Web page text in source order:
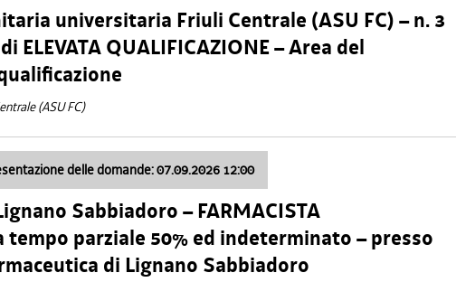
universitaria Friuli Centrale (ASU FC) – n. 3
ELEVATA QUALIFICAZIONE – Area del
(ASU FC)
delle domande: 07.09.2026 12:00
Sabbiadoro – FARMACISTA
tempo parziale 50% ed indeterminato – presso
di Lignano Sabbiadoro